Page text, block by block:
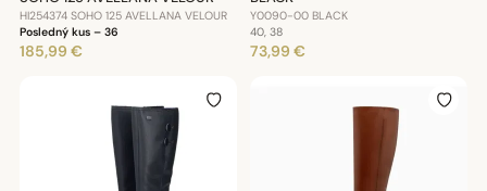
HI254374 SOHO 125 AVELLANA VELOUR
Posledný kus – 36
185,99 €
Y0090-00 BLACK
40, 38
73,99 €